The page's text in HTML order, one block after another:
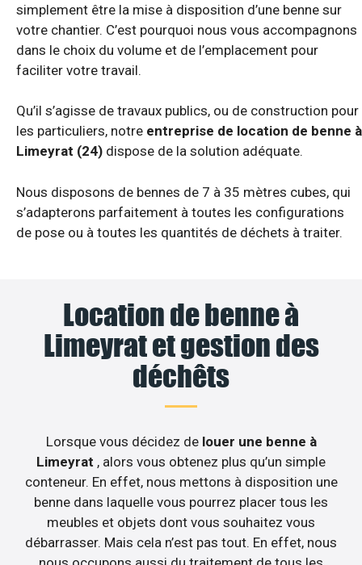
simplement être la mise à disposition d’une benne sur
votre chantier. C’est pourquoi nous vous accompagnons
dans le choix du volume et de l’emplacement pour
faciliter votre travail.
Qu’il s’agisse de travaux publics, ou de construction pour
les particuliers, notre entreprise de location de benne à
Limeyrat (24) dispose de la solution adéquate.
Nous disposons de bennes de 7 à 35 mètres cubes, qui
s’adapterons parfaitement à toutes les configurations
de pose ou à toutes les quantités de déchets à traiter.
Location de benne à
Limeyrat et gestion des
déchêts
Lorsque vous décidez de louer une benne à
Limeyrat , alors vous obtenez plus qu’un simple
conteneur. En effet, nous mettons à disposition une
benne dans laquelle vous pourrez placer tous les
meubles et objets dont vous souhaitez vous
débarrasser. Mais cela n’est pas tout. En effet, nous